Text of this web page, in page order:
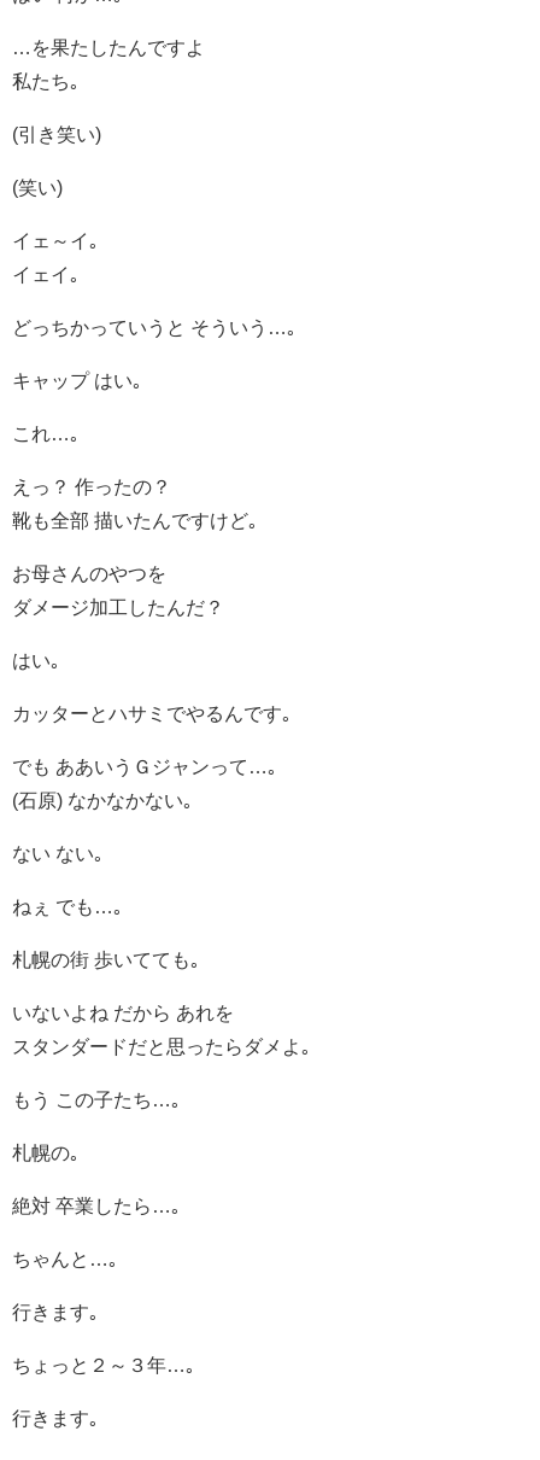
…を果たしたんですよ
私たち｡
(引き笑い)
(笑い)
イェ～イ｡
イェイ｡
どっちかっていうと そういう…｡
キャップ はい｡
これ…｡
えっ？ 作ったの？
靴も全部 描いたんですけど｡
お母さんのやつを
ダメージ加工したんだ？
はい｡
カッターとハサミでやるんです｡
でも ああいうＧジャンって…｡
(石原) なかなかない｡
ない ない｡
ねぇ でも…｡
札幌の街 歩いてても｡
いないよね だから あれを
スタンダードだと思ったらダメよ｡
もう この子たち…｡
札幌の｡
絶対 卒業したら…｡
ちゃんと…｡
行きます｡
ちょっと２～３年…｡
行きます｡